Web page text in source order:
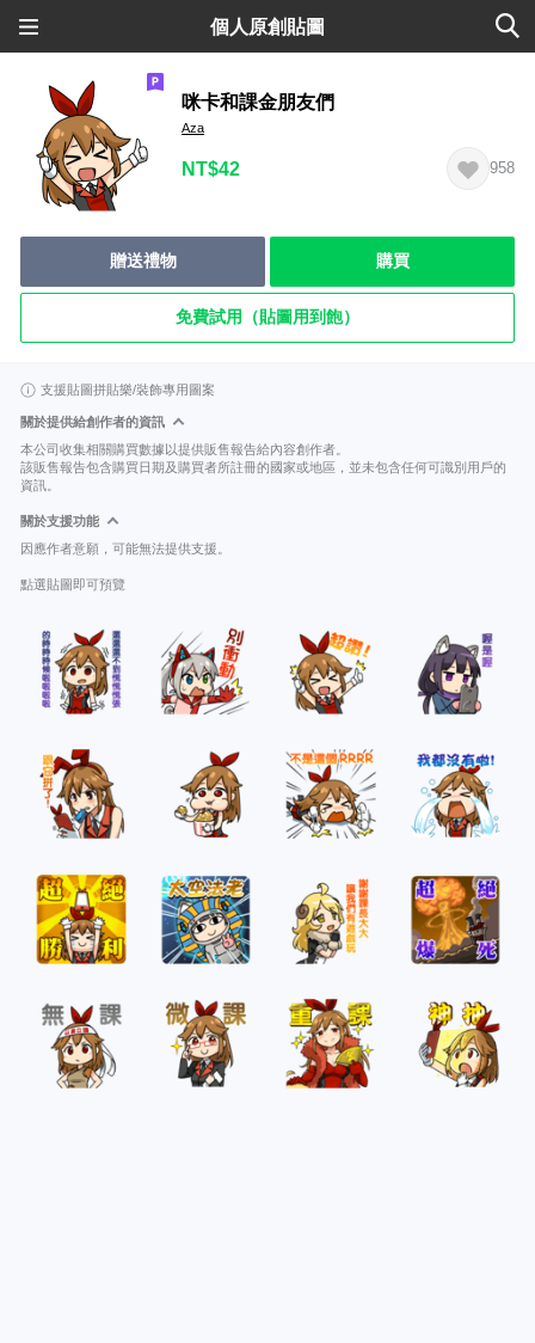
個人原創貼圖
咪卡和課金朋友們
Aza
NT$42 958
贈送禮物 購買
免費試用（貼圖用到飽）
支援貼圖拼貼樂/裝飾專用圖案
關於提供給創作者的資訊
本公司收集相關購買數據以提供販售報告給內容創作者。
該販售報告包含購買日期及購買者所註冊的國家或地區，並未包含任何可識別用戶的
資訊。
關於支援功能
因應作者意願，可能無法提供支援。
點選貼圖即可預覽